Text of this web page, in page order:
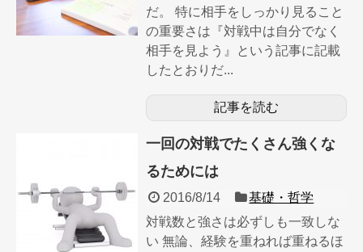
だ。 特に相手をしっかり見ること
の重要さは『対戦中は自分でなく
相手を見よう』という記事に記載
したとおりだ...
記事を読む
一回の対戦でたくさん強くな
るためには
2016/8/14
基礎・哲学
対戦数と強さは必ずしも一致しな
い 無論、経験を重ねれば重ねるほ